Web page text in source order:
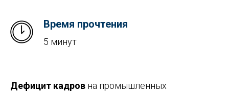
Время прочтения
5 минут
Дефицит кадров на промышленных